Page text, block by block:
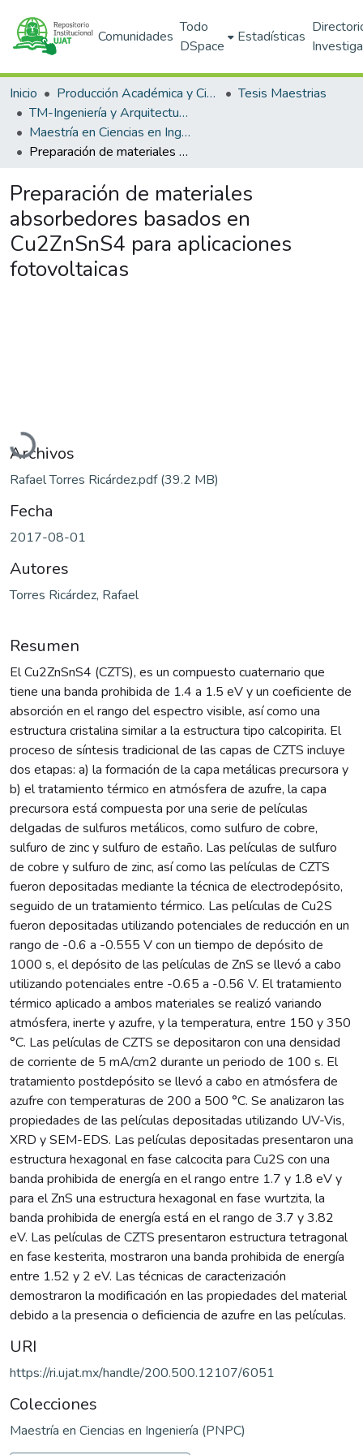
Comunidades
Todo
DSpace
Estadísticas
Inicio Producción Académica y Científica
Tesis Maestrias
TM-Ingeniería y Arquitectura (DAIA)
Maestría en Ciencias en Ingeniería (PNPC)
Preparación de materiales absorbedores basados en Cu2ZnSnS4 para aplicaciones fotovoltaicas
Preparación de materiales
absorbedores basados en
Cu2ZnSnS4 para aplicaciones
fotovoltaicas
Cargando...
Archivos
Rafael Torres Ricárdez.pdf(39.2 MB)
Fecha
2017-08-01
Autores
Torres Ricárdez, Rafael
Resumen
El Cu2ZnSnS4 (CZTS), es un compuesto cuaternario que
tiene una banda prohibida de 1.4 a 1.5 eV y un coeficiente de
absorción en el rango del espectro visible, así como una
estructura cristalina similar a la estructura tipo calcopirita. El
proceso de síntesis tradicional de las capas de CZTS incluye
dos etapas: a) la formación de la capa metálicas precursora y
b) el tratamiento térmico en atmósfera de azufre, la capa
precursora está compuesta por una serie de películas
delgadas de sulfuros metálicos, como sulfuro de cobre,
sulfuro de zinc y sulfuro de estaño. Las películas de sulfuro
de cobre y sulfuro de zinc, así como las películas de CZTS
fueron depositadas mediante la técnica de electrodepósito,
seguido de un tratamiento térmico. Las películas de Cu2S
fueron depositadas utilizando potenciales de reducción en un
rango de -0.6 a -0.555 V con un tiempo de depósito de
1000 s, el depósito de las películas de ZnS se llevó a cabo
utilizando potenciales entre -0.65 a -0.56 V. El tratamiento
térmico aplicado a ambos materiales se realizó variando
atmósfera, inerte y azufre, y la temperatura, entre 150 y 350
°C. Las películas de CZTS se depositaron con una densidad
de corriente de 5 mA/cm2 durante un periodo de 100 s. El
tratamiento postdepósito se llevó a cabo en atmósfera de
azufre con temperaturas de 200 a 500 °C. Se analizaron las
propiedades de las películas depositadas utilizando UV-Vis,
XRD y SEM-EDS. Las películas depositadas presentaron una
estructura hexagonal en fase calcocita para Cu2S con una
banda prohibida de energía en el rango entre 1.7 y 1.8 eV y
para el ZnS una estructura hexagonal en fase wurtzita, la
banda prohibida de energía está en el rango de 3.7 y 3.82
eV. Las películas de CZTS presentaron estructura tetragonal
en fase kesterita, mostraron una banda prohibida de energía
entre 1.52 y 2 eV. Las técnicas de caracterización
demostraron la modificación en las propiedades del material
debido a la presencia o deficiencia de azufre en las películas.
URI
https://ri.ujat.mx/handle/200.500.12107/6051
Colecciones
Maestría en Ciencias en Ingeniería (PNPC)